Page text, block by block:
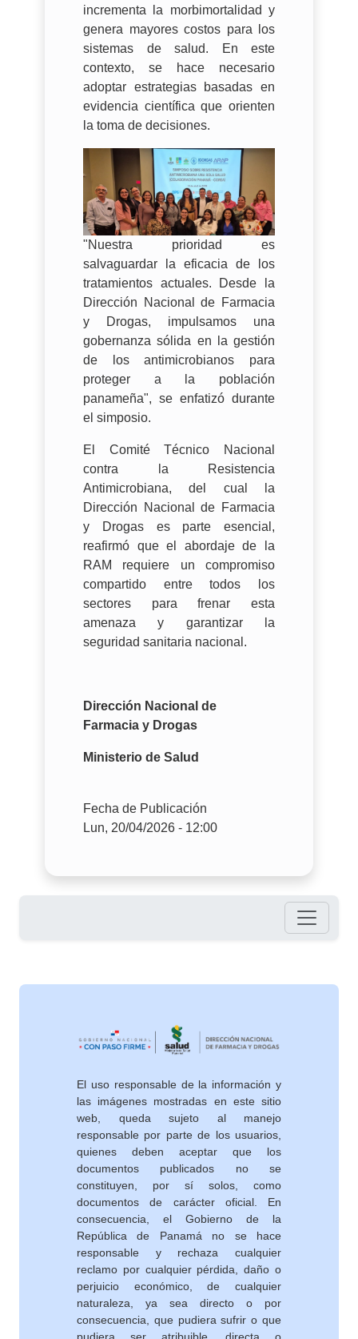
incrementa la morbimortalidad y
genera mayores costos para los
sistemas de salud. En este
contexto, se hace necesario
adoptar estrategias basadas en
evidencia científica que orienten
la toma de decisiones.
"Nuestra prioridad es
salvaguardar la eficacia de los
tratamientos actuales. Desde la
Dirección Nacional de Farmacia
y Drogas, impulsamos una
gobernanza sólida en la gestión
de los antimicrobianos para
proteger a la población
panameña", se enfatizó durante
el simposio.
El Comité Técnico Nacional
contra la Resistencia
Antimicrobiana, del cual la
Dirección Nacional de Farmacia
y Drogas es parte esencial,
reafirmó que el abordaje de la
RAM requiere un compromiso
compartido entre todos los
sectores para frenar esta
amenaza y garantizar la
seguridad sanitaria nacional.
Dirección Nacional de
Farmacia y Drogas
Ministerio de Salud
Fecha de Publicación
Lun, 20/04/2026 - 12:00
El uso responsable de la información y
las imágenes mostradas en este sitio
web, queda sujeto al manejo
responsable por parte de los usuarios,
quienes deben aceptar que los
documentos publicados no se
constituyen, por sí solos, como
documentos de carácter oficial. En
consecuencia, el Gobierno de la
República de Panamá no se hace
responsable y rechaza cualquier
reclamo por cualquier pérdida, daño o
perjuicio económico, de cualquier
naturaleza, ya sea directo o por
consecuencia, que pudiera sufrir o que